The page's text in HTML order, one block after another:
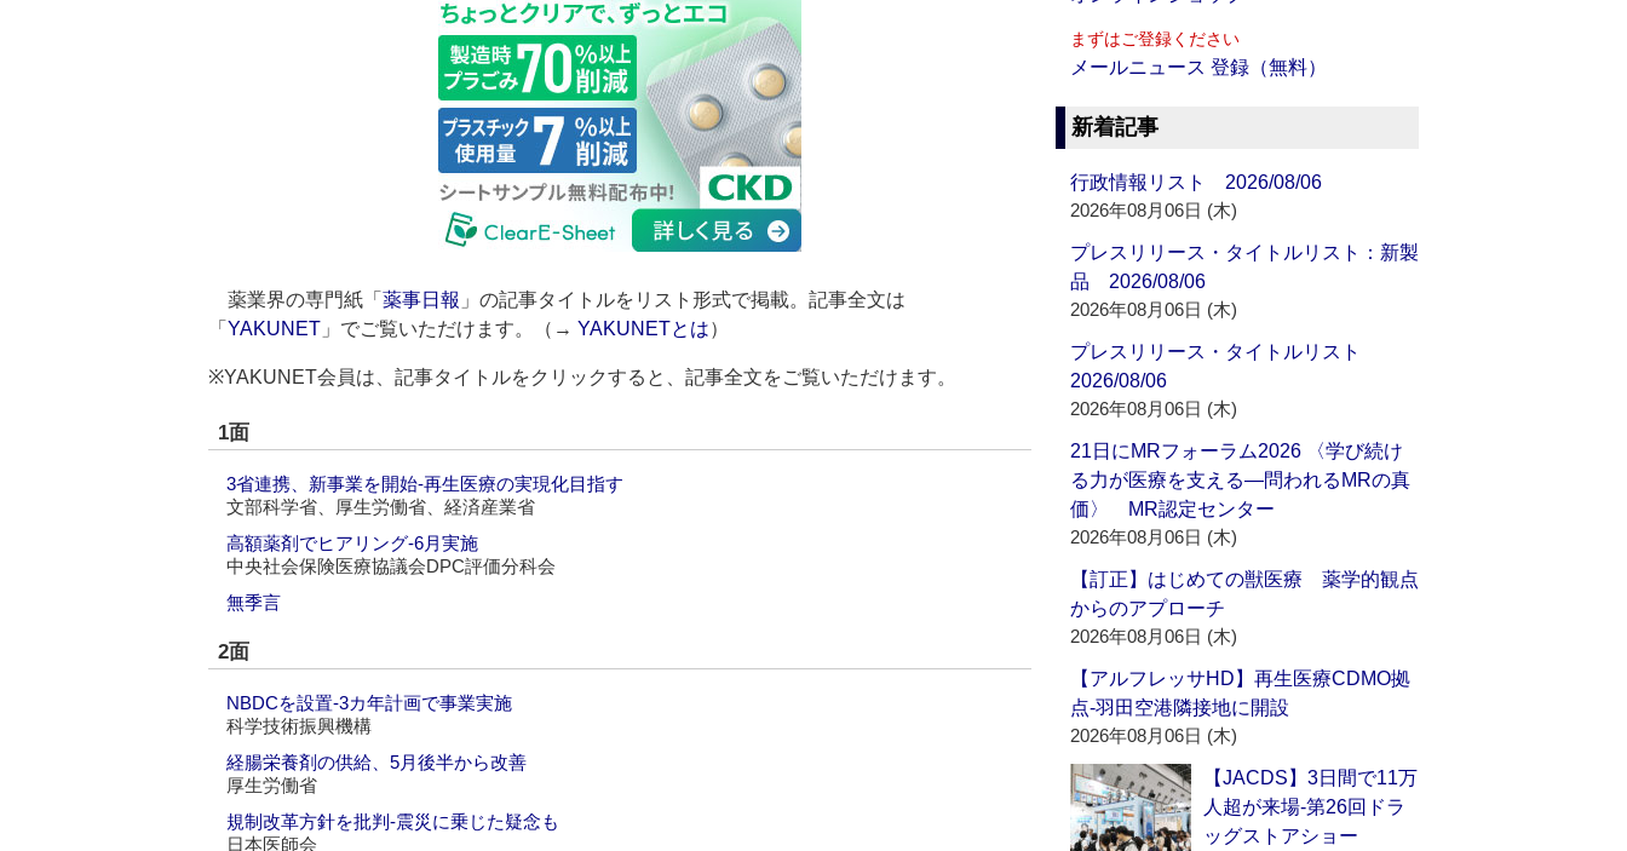
薬業界の専門紙「 薬事日報 」の記事タイトルをリスト形式で掲載。記事全文は
「 YAKUNET 」でご覧いただけます。（→ YAKUNETとは）
※YAKUNET会員は、記事タイトルをクリックすると、記事全文をご覧いただけます。
1面
3省連携、新事業を開始‐再生医療の実現化目指す
文部科学省、厚生労働省、経済産業省
高額薬剤でヒアリング‐6月実施
中央社会保険医療協議会DPC評価分科会
無季言
2面
NBDCを設置‐3カ年計画で事業実施
科学技術振興機構
経腸栄養剤の供給、5月後半から改善
厚生労働省
規制改革方針を批判‐震災に乗じた疑念も
日本医師会
まずはご登録ください
メールニュース 登録（無料）
新着記事
行政情報リスト 2026/08/06
2026年08月06日 (木)
プレスリリース・タイトルリスト：新製
品 2026/08/06
2026年08月06日 (木)
プレスリリース・タイトルリスト
2026/08/06
2026年08月06日 (木)
21日にMRフォーラム2026 〈学び続け
る力が医療を支える―問われるMRの真
価〉 MR認定センター
2026年08月06日 (木)
【訂正】はじめての獣医療 薬学的観点
からのアプローチ
2026年08月06日 (木)
【アルフレッサHD】再生医療CDMO拠
点‐羽田空港隣接地に開設
2026年08月06日 (木)
【JACDS】3日間で11万
人超が来場‐第26回ドラ
ッグストアショー